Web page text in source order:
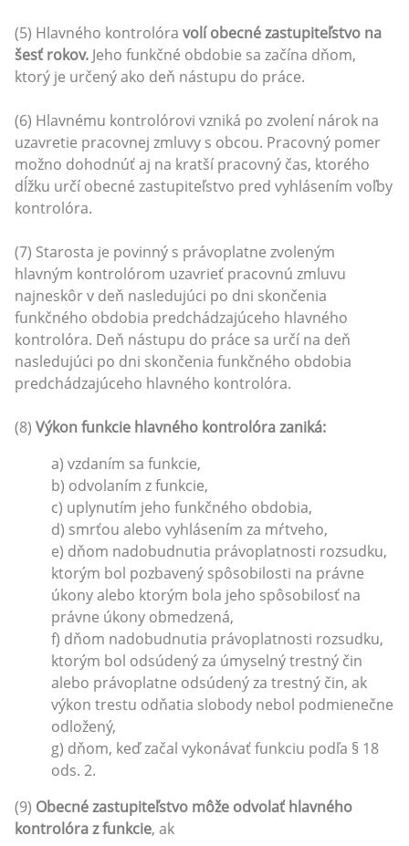
(5) Hlavného kontrolóra volí obecné zastupiteľstvo na
šesť rokov. Jeho funkčné obdobie sa začína dňom,
ktorý je určený ako deň nástupu do práce.
(6) Hlavnému kontrolórovi vzniká po zvolení nárok na
uzavretie pracovnej zmluvy s obcou. Pracovný pomer
možno dohodnúť aj na kratší pracovný čas, ktorého
dĺžku určí obecné zastupiteľstvo pred vyhlásením voľby
kontrolóra.
(7) Starosta je povinný s právoplatne zvoleným
hlavným kontrolórom uzavrieť pracovnú zmluvu
najneskôr v deň nasledujúci po dni skončenia
funkčného obdobia predchádzajúceho hlavného
kontrolóra. Deň nástupu do práce sa určí na deň
nasledujúci po dni skončenia funkčného obdobia
predchádzajúceho hlavného kontrolóra.
(8) Výkon funkcie hlavného kontrolóra zaniká:
a) vzdaním sa funkcie,
b) odvolaním z funkcie,
c) uplynutím jeho funkčného obdobia,
d) smrťou alebo vyhlásením za mŕtveho,
e) dňom nadobudnutia právoplatnosti rozsudku,
ktorým bol pozbavený spôsobilosti na právne
úkony alebo ktorým bola jeho spôsobilosť na
právne úkony obmedzená,
f) dňom nadobudnutia právoplatnosti rozsudku,
ktorým bol odsúdený za úmyselný trestný čin
alebo právoplatne odsúdený za trestný čin, ak
výkon trestu odňatia slobody nebol podmienečne
odložený,
g) dňom, keď začal vykonávať funkciu podľa § 18
ods. 2.
(9) Obecné zastupiteľstvo môže odvolať hlavného
kontrolóra z funkcie, ak